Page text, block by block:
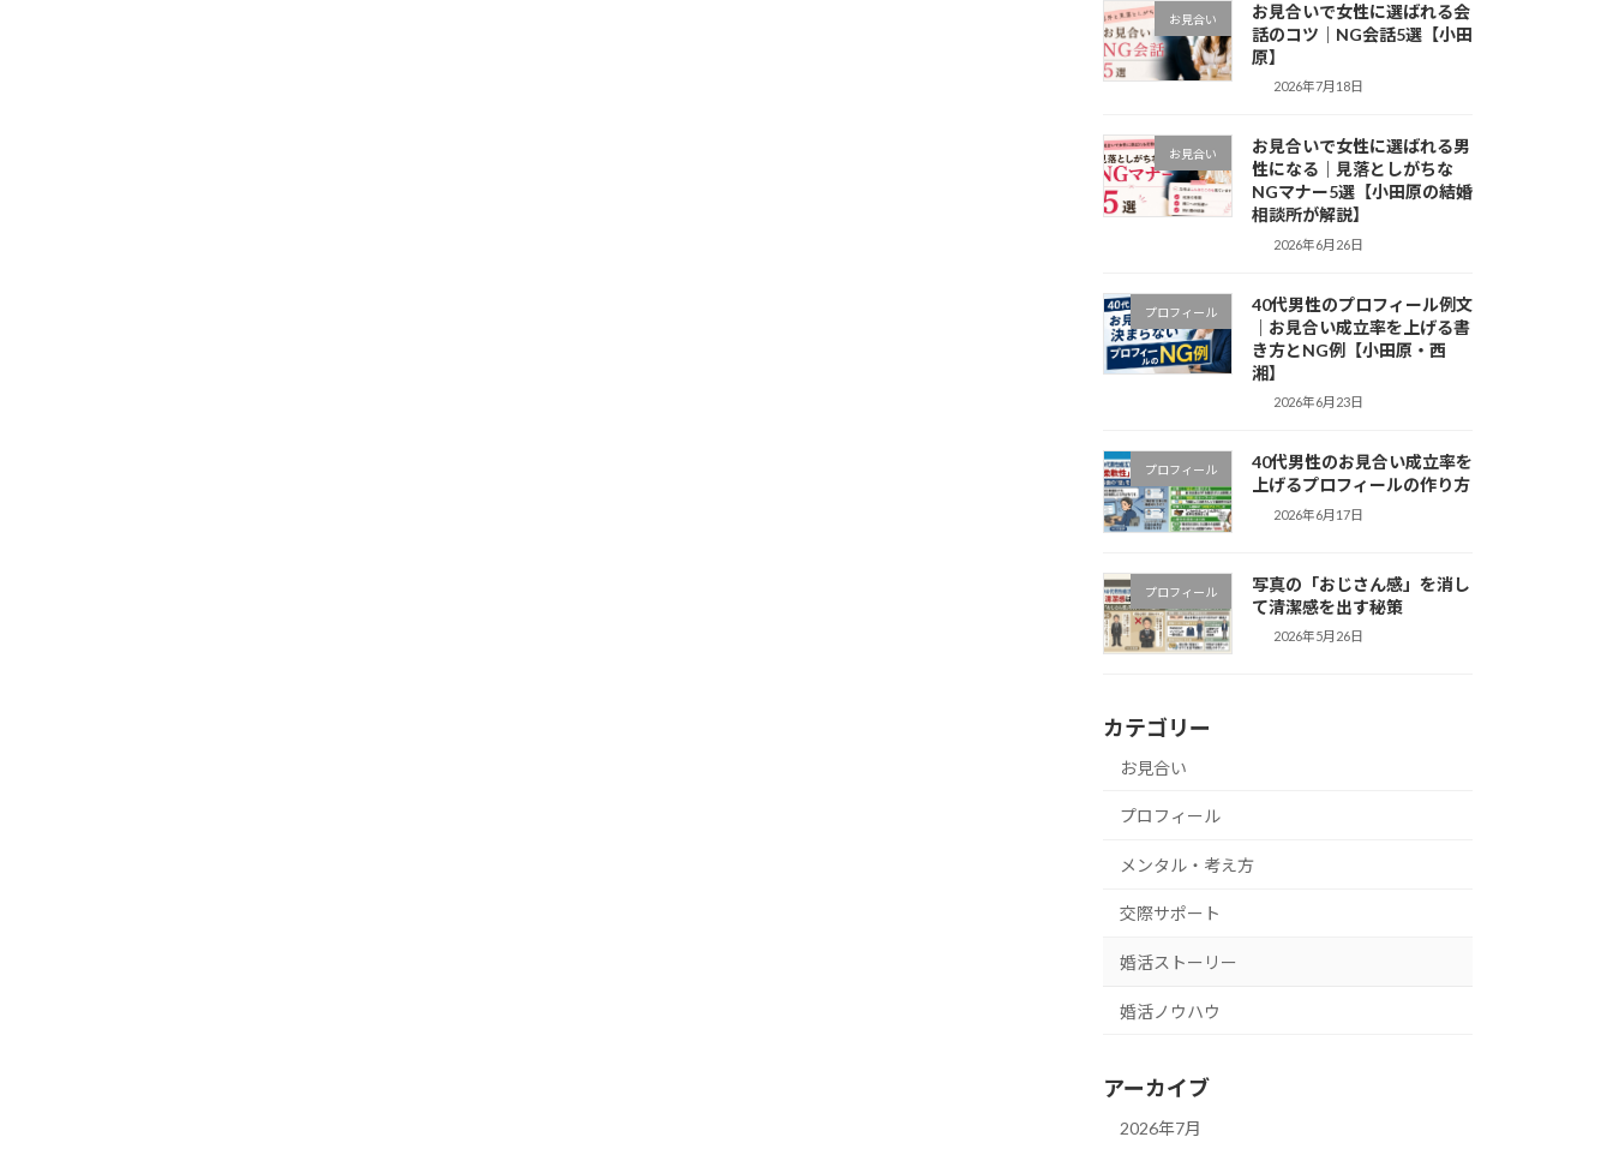
お見合い
お見合いで女性に選ばれる会
話のコツ｜NG会話5選【小田
原】
2026年7月18日
お見合い
お見合いで女性に選ばれる男
性になる｜見落としがちな
NGマナー5選【小田原の結婚
相談所が解説】
2026年6月26日
プロフィール
40代男性のプロフィール例文
｜お見合い成立率を上げる書
き方とNG例【小田原・西
湘】
2026年6月23日
プロフィール
40代男性のお見合い成立率を
上げるプロフィールの作り方
2026年6月17日
プロフィール
写真の「おじさん感」を消し
て清潔感を出す秘策
2026年5月26日
カテゴリー
お見合い
プロフィール
メンタル・考え方
交際サポート
婚活ストーリー
婚活ノウハウ
アーカイブ
2026年7月